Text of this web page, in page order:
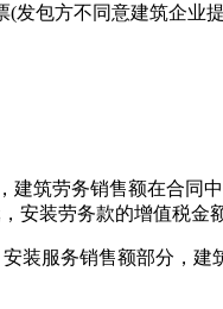
包方不同意建筑企业
筑劳务销售额在合同
安装劳务款的增值税金
服务销售额部分，建